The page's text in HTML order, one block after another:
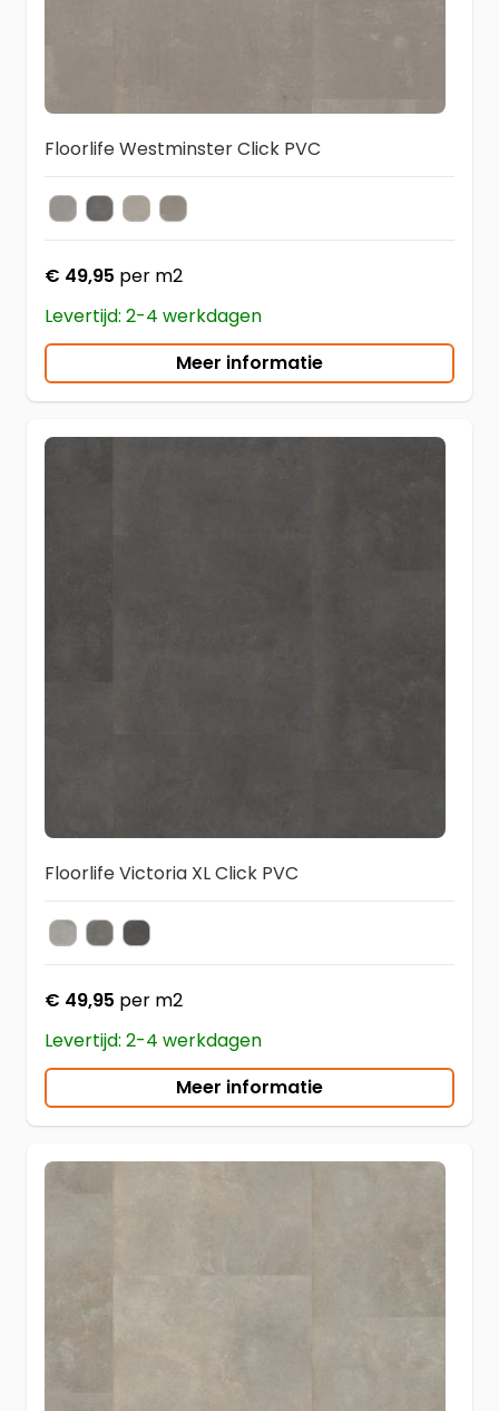
Floorlife Westminster Click PVC
KleurLight GreyDark Grey
Beige Taupe
€ 49,95 per m2
Levertijd: 2-4 werkdagen
Meer informatie
Floorlife Victoria XL Click PVC
KleurLight Grey
Grey Anthracite
€ 49,95 per m2
Levertijd: 2-4 werkdagen
Meer informatie